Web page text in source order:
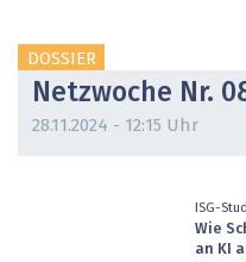
DOSSIER
Netzwoche Nr.
28.11.2024 - 12:15 Uhr
ISG-
Wie
an KI